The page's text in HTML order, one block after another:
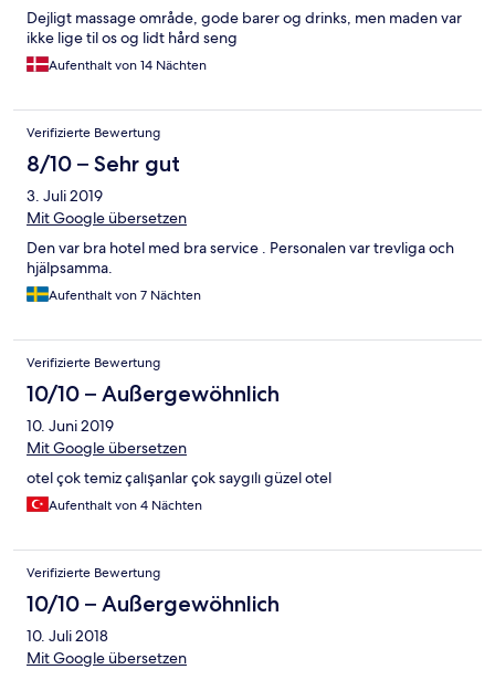
Dejligt massage område, gode barer og drinks, men maden var
ikke lige til os og lidt hård seng
Aufenthalt von 14 Nächten
Verifizierte Bewertung
8/10 – Sehr gut
3. Juli 2019
Mit Google übersetzen
Den var bra hotel med bra service . Personalen var trevliga och
hjälpsamma.
Aufenthalt von 7 Nächten
Verifizierte Bewertung
10/10 – Außergewöhnlich
10. Juni 2019
Mit Google übersetzen
otel çok temiz çalışanlar çok saygılı güzel otel
Aufenthalt von 4 Nächten
Verifizierte Bewertung
10/10 – Außergewöhnlich
10. Juli 2018
Mit Google übersetzen